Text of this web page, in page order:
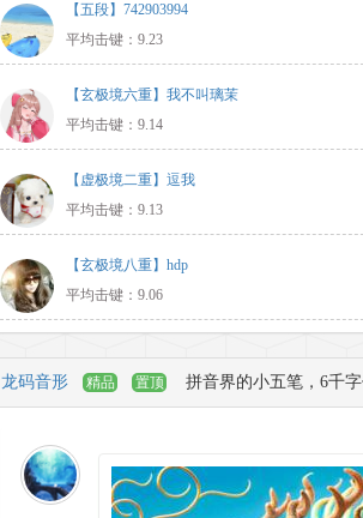
【五段】742903994
平均击键：9.23
【玄极境六重】我不叫璃茉
平均击键：9.14
【虚极境二重】逗我
平均击键：9.13
【玄极境八重】hdp
平均击键：9.06
龙码音形 精品 置顶 拼音界的小五笔，6千